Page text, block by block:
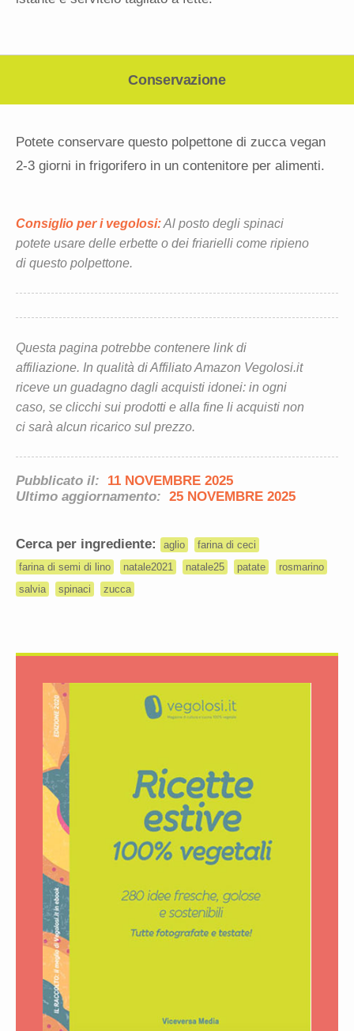
Conservazione
Potete conservare questo polpettone di zucca vegan
2-3 giorni in frigorifero in un contenitore per alimenti.
Consiglio per i vegolosi:Al posto degli spinaci
potete usare delle erbette o dei friarielli come ripieno
di questo polpettone.
Questa pagina potrebbe contenere link di
affiliazione. In qualità di Affiliato Amazon Vegolosi.it
riceve un guadagno dagli acquisti idonei: in ogni
caso, se clicchi sui prodotti e alla fine li acquisti non
ci sarà alcun ricarico sul prezzo.
Pubblicato il:
11 NOVEMBRE 2025
Ultimo aggiornamento: 25 NOVEMBRE 2025
Cerca per ingrediente: aglio
farina di ceci
farina di semi di lino
natale2021 natale25 patate
rosmarino
salvia
spinaci zucca